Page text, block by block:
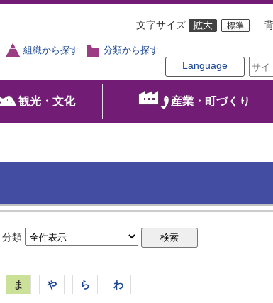
文字サイズ
組織から探す 分類から探す
Language
観光・文化 産業・町づくり
分類
ま や ら わ